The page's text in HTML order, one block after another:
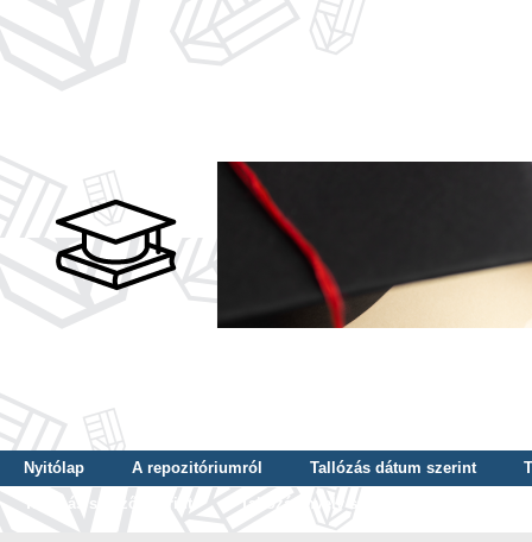
Nyitólap A repozitóriumról Tallózás dátum szerint
Tallózás szerző szerint
Tallózás nyelv szerint